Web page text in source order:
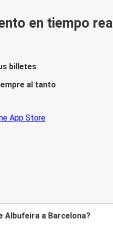
en tiempo real
billetes
al tanto
Albufeira a Barcelona?